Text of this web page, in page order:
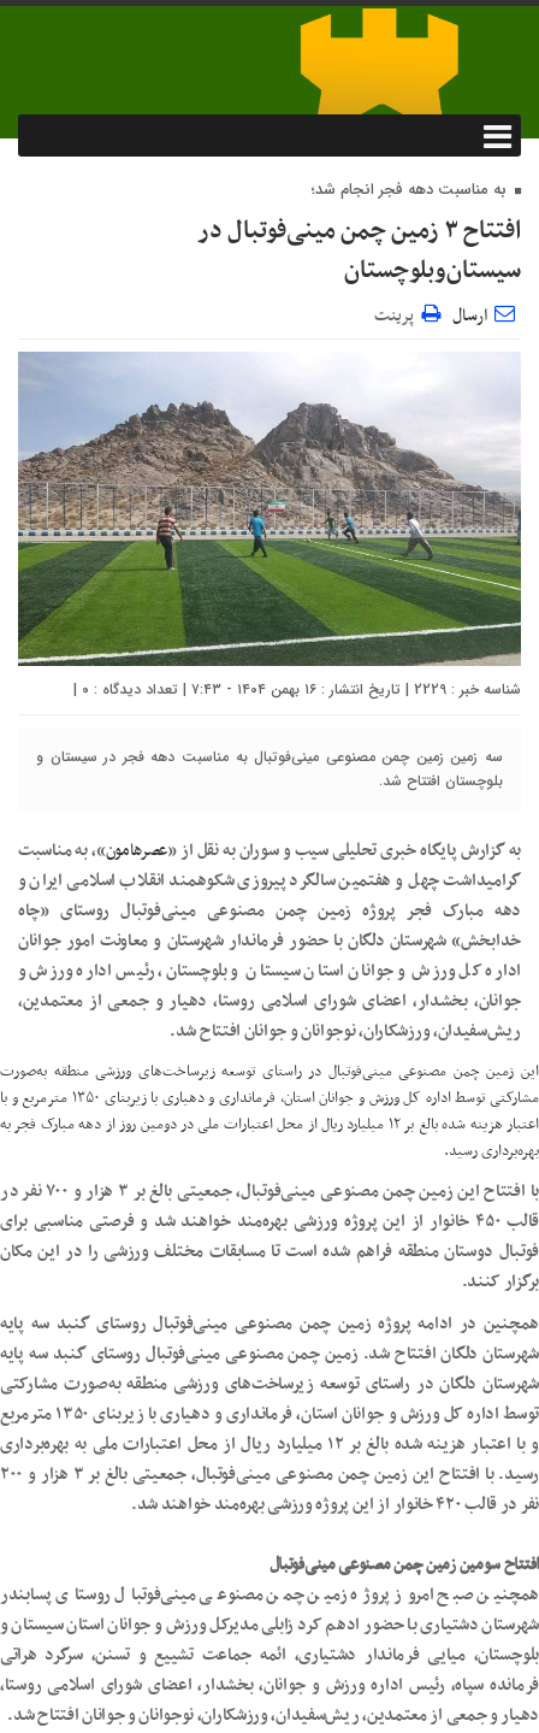
به مناسبت دهه فجر انجام شد؛
افتتاح ۳ زمین چمن مینی‌فوتبال در
سیستان‌وبلوچستان
ارسال پرینت
شناسه خبر : 2229 | تاریخ انتشار : ۱۶ بهمن ۱۴۰۴ - ۷:۴۳ | تعداد دیدگاه : ۰ |
سه زمین زمین چمن مصنوعی مینی‌فوتبال به مناسبت دهه فجر در سیستان‌ و
بلوچستان افتتاح شد.
به گزارش پایگاه خبری تحلیلی سیب و سوران به نقل از «عصرهامون»، به مناسبت
گرامیداشت چهل و هفتمین سالگرد پیروزی شکوهمند انقلاب اسلامی ایران و
دهه مبارک فجر پروژه زمین چمن مصنوعی مینی‌فوتبال روستای «چاه
خدابخش» شهرستان دلگان با حضور فرماندار شهرستان و معاونت امور جوانان
اداره کل ورزش و جوانان استان سیستان و بلوچستان، رئیس اداره ورزش و
جوانان، بخشدار، اعضای شورای اسلامی روستا، دهیار و جمعی از معتمدین،
ریش‌سفیدان، ورزشکاران، نوجوانان و جوانان افتتاح شد.
این زمین چمن مصنوعی مینی‌فوتبال در راستای توسعه زیرساخت‌های ورزشی منطقه به‌صورت
مشارکتی توسط اداره کل ورزش و جوانان استان، فرمانداری و دهیاری با زیربنای ۱۳۵۰ مترمربع و با
اعتبار هزینه شده بالغ بر ۱۲ میلیارد ریال از محل اعتبارات ملی در دومین روز از دهه مبارک فجر به
بهره‌برداری رسید.
با افتتاح این زمین چمن مصنوعی مینی‌فوتبال، جمعیتی بالغ بر ۳ هزار و ۷۰۰ نفر در
قالب ۴۵۰ خانوار از این پروژه ورزشی بهره‌مند خواهند شد و فرصتی مناسبی برای
فوتبال دوستان منطقه فراهم شده است تا مسابقات مختلف ورزشی را در این مکان
برگزار کنند.
همچنین در ادامه پروژه زمین چمن مصنوعی مینی‌فوتبال روستای گنبد سه پایه
شهرستان دلگان افتتاح شد. زمین چمن مصنوعی مینی‌فوتبال روستای گنبد سه پایه
شهرستان دلگان در راستای توسعه زیرساخت‌های ورزشی منطقه به‌صورت مشارکتی
توسط اداره کل ورزش و جوانان استان، فرمانداری و دهیاری با زیربنای ۱۳۵۰ مترمربع
و با اعتبار هزینه شده بالغ بر ۱۲ میلیارد ریال از محل اعتبارات ملی به بهره‌برداری
رسید. با افتتاح این زمین چمن مصنوعی مینی‌فوتبال، جمعیتی بالغ بر ۳ هزار و ۲۰۰
نفر در قالب ۴۲۰ خانوار از این پروژه ورزشی بهره‌مند خواهند شد.
افتتاح سومین زمین چمن مصنوعی مینی‌فوتبال
همچنین صبح امروز پروژه زمین چمن مصنوعی مینی‌فوتبال روستای پسابندر
شهرستان دشتیاری با حضور ادهم کرد زابلی مدیرکل ورزش و جوانان استان سیستان و
بلوچستان، میایی فرماندار دشتیاری، ائمه جماعت تشییع و تسنن، سرگرد هراتی
فرمانده سپاه، رئیس اداره ورزش و جوانان، بخشدار، اعضای شورای اسلامی روستا،
دهیار و جمعی از معتمدین، ریش‌سفیدان، ورزشکاران، نوجوانان و جوانان افتتاح شد.